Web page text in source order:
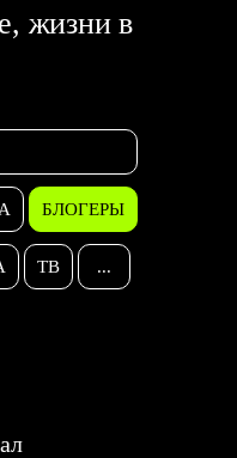
жизни в
БЛОГЕРЫ
ТВ ...